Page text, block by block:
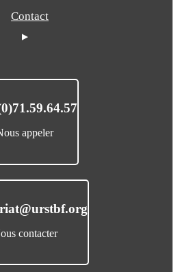
Contact
appeler
contacter